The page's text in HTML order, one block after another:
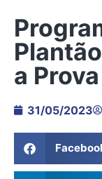
a
31/05/2023